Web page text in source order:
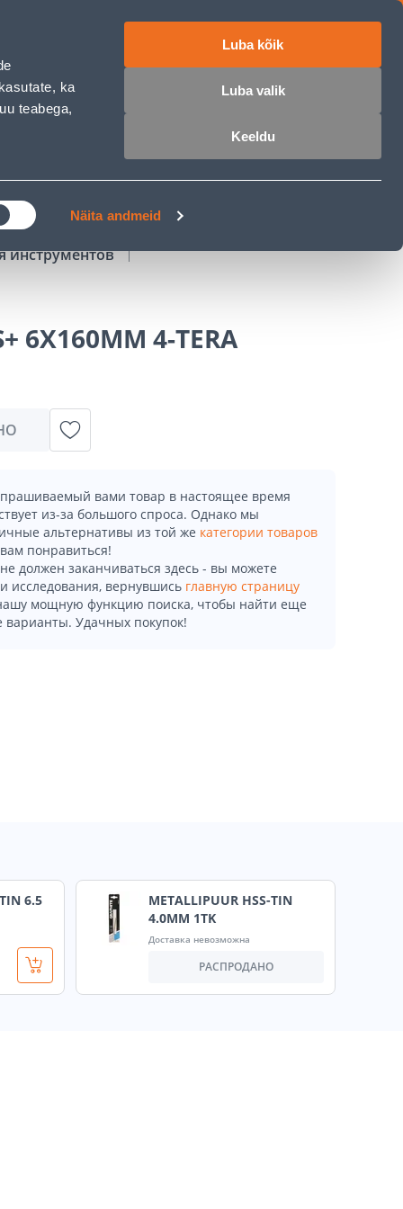
ka
teabega,
Näita andmeid
Luba kõik
Luba valik
Keeldu
инструментов
6X160MM 4-TERA
вами товар в настоящее время
из-за большого спроса. Однако мы
альтернативы из той же категории товаров
понравиться!
должен заканчиваться здесь - вы можете
исследования, вернувшись главную страницу
мощную функцию поиска, чтобы найти еще
варианты. Удачных покупок!
6.5
METALLIPUUR HSS-TIN
4.0MM 1TK
Доставка невозможна
РАСПРОДАНО